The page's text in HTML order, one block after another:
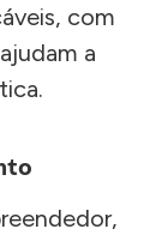
com
a